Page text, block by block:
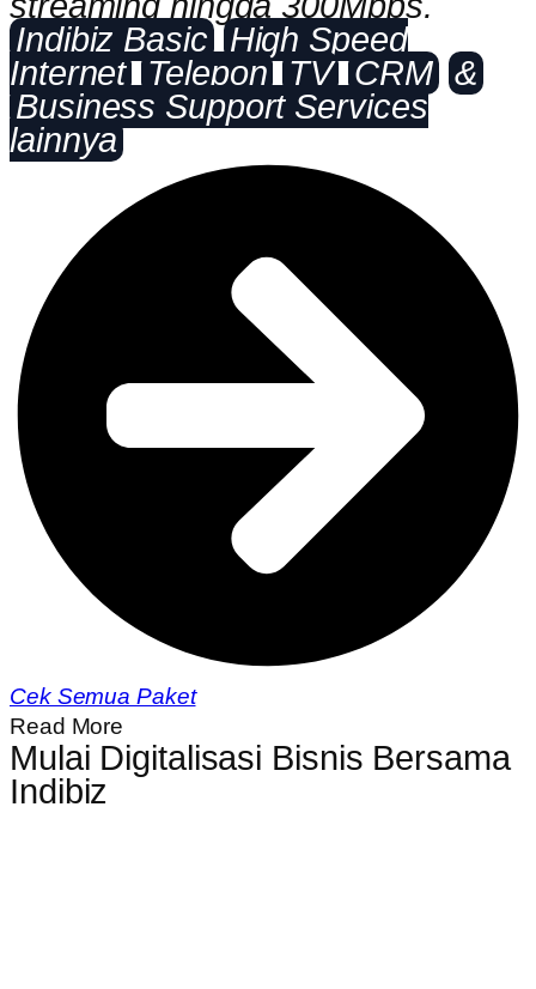
Indibiz Basic
High Speed
Internet
Telepon TV CRM &
Business Support Services
lainnya
Cek Semua Paket
Read More
Mulai Digitalisasi Bisnis Bersama
Indibiz